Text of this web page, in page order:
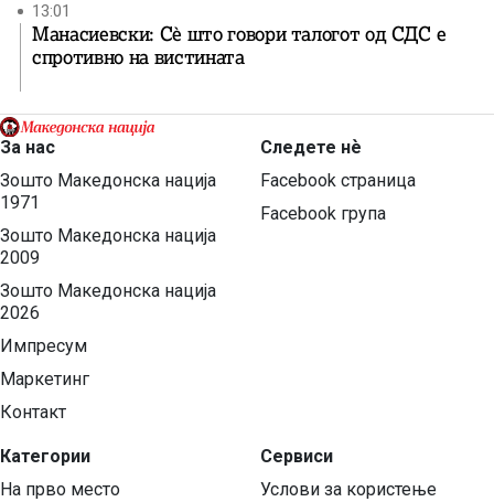
13:01
Манасиевски: Сè што говори талогот од СДС е
спротивно на вистината
За нас
Зошто Македонска нација
1971
Зошто Македонска нација
2009
Зошто Македонска нација
2026
Импресум
Маркетинг
Контакт
Категории
На прво место
Следете нѐ
Facebook страница
Facebook група
Сервиси
Услови за користење